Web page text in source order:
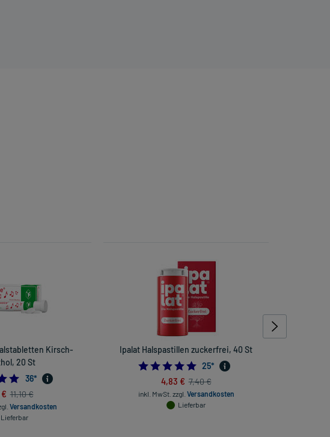
Kirsch-
20 St
4.722222222222222
36*
11,10 €
Versandkosten
Lieferbar
Ipalat Halspastillen zuckerfrei, 40 St
4.8
25*
4,83 € 7,40 €
inkl. MwSt. zzgl. Versandkosten
Lieferbar